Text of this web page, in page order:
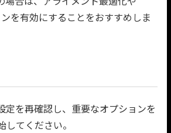
を有効にすることをおすすめしま
定を再確認し、重要なオプションを
てください。